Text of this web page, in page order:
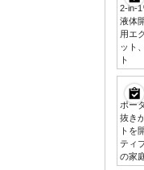
2-in-
液体
用エ
ット
ト
ポー
抜き
トを
ティ
の家